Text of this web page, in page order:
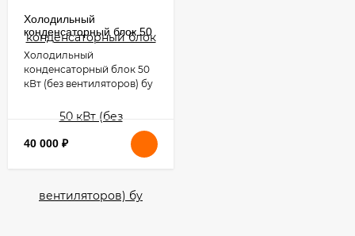
Холодильный
конденсаторный блок 50
кВт (без вентиляторов)
бу
Холодильный
конденсаторный блок 50
кВт (без вентиляторов) бу
40 000 ₽